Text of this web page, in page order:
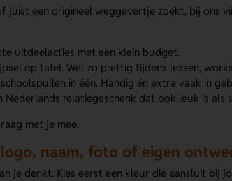
juist een origineel weggevertje zoekt, bij ons
uitdeelacties met een klein budget.
op tafel. Wel zo prettig tijdens lessen,
in één. Handig én extra vaak in
relatiegeschenk dat ook leuk is als
met je mee.
naam, foto of eigen
je denkt. Kies eerst een kleur die aansluit bij